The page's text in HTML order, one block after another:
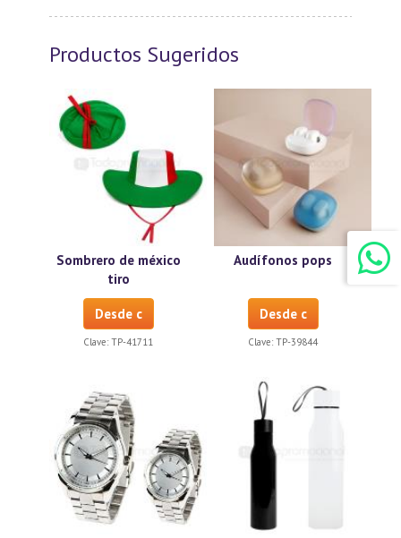
Productos Sugeridos
Sombrero de méxico
tiro
Desde c
Clave: TP-41711
Audífonos pops
Desde c
Clave: TP-39844